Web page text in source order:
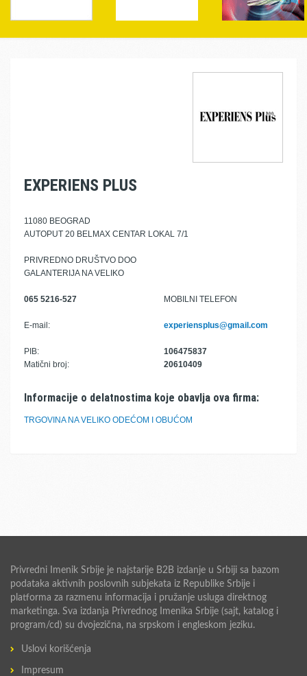
EXPERIENS PLUS
11080 BEOGRAD
AUTOPUT 20 BELMAX CENTAR LOKAL 7/1
PRIVREDNO DRUŠTVO DOO
GALANTERIJA NA VELIKO
065 5216-527 MOBILNI TELEFON
E-mail: experiensplus@gmail.com
PIB:
106475837
Matični broj:
20610409
Informacije o delatnostima koje obavlja ova firma:
TRGOVINA NA VELIKO ODEĆOM I OBUĆOM
Privredni Imenik Srbije je najstarije B2B izdanje u Srbiji sa bazom
podataka aktivnih poslovnih subjekata iz Republike Srbije i
platforma za razmenu informacija i pružanje usluga direktnog
marketinga. Sva izdanja Privrednog Imenika Srbije (sajt, katalog i
program/cd) su dvojezična, na srpskom i engleskom jeziku.
Uslovi korišćenja
Impresum